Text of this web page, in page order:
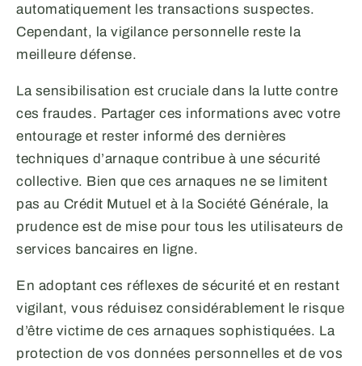
automatiquement les transactions suspectes.
Cependant, la vigilance personnelle reste la
meilleure défense.
La sensibilisation est cruciale dans la lutte contre
ces fraudes. Partager ces informations avec votre
entourage et rester informé des dernières
techniques d’arnaque contribue à une sécurité
collective. Bien que ces arnaques ne se limitent
pas au Crédit Mutuel et à la Société Générale, la
prudence est de mise pour tous les utilisateurs de
services bancaires en ligne.
En adoptant ces réflexes de sécurité et en restant
vigilant, vous réduisez considérablement le risque
d’être victime de ces arnaques sophistiquées. La
protection de vos données personnelles et de vos